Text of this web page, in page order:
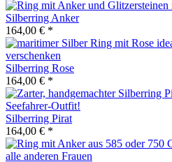
Silberring Anker
164,00 € *
Silberring Rose
164,00 € *
Silberring Pirat
164,00 € *